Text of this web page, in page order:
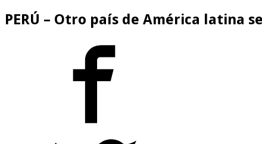
PERÚ – Otro país de América latina